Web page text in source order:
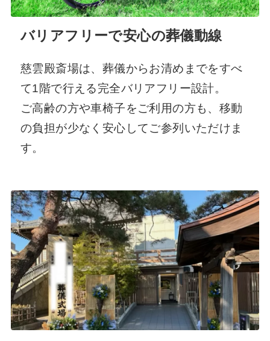
バリアフリーで安心の葬儀動線
慈雲殿斎場は、葬儀からお清めまでをすべ
て1階で行える完全バリアフリー設計。
ご高齢の方や車椅子をご利用の方も、移動
の負担が少なく安心してご参列いただけま
す。